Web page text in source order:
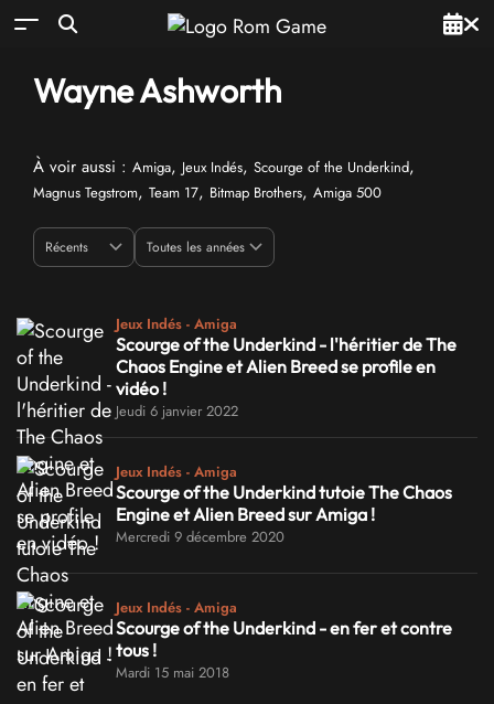
Wayne Ashworth
À voir aussi : Amiga, Jeux Indés, Scourge of the Underkind,
Magnus Tegstrom, Team 17, Bitmap Brothers, Amiga 500
Jeux Indés - Amiga
Scourge of the Underkind - l'héritier de The
Chaos Engine et Alien Breed se profile en
vidéo !
Jeudi 6 janvier 2022
Jeux Indés - Amiga
Scourge of the Underkind tutoie The Chaos
Engine et Alien Breed sur Amiga !
Mercredi 9 décembre 2020
Jeux Indés - Amiga
Scourge of the Underkind - en fer et contre
tous !
Mardi 15 mai 2018